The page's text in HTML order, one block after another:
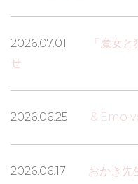
2026.07.01
「魔女
せ
2026.06.25 &.Emo
2026.06.17 おかき先